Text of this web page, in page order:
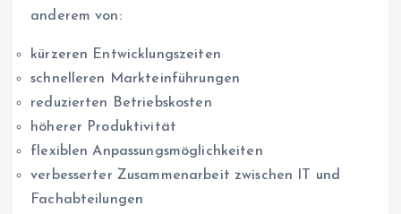
anderem von:
kürzeren Entwicklungszeiten
schnelleren Markteinführungen
reduzierten Betriebskosten
höherer Produktivität
flexiblen Anpassungsmöglichkeiten
verbesserter Zusammenarbeit zwischen IT und
Fachabteilungen